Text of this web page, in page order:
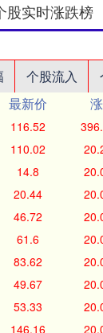
股实时涨跌榜
个股流入
最新价
116.52
110.02
14.8
20.44
46.72
61.6
83.62
49.67
53.33
146.16